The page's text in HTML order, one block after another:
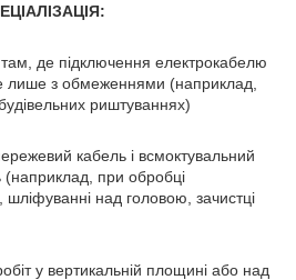
де підключення електрокабелю
лише з обмеженнями (наприклад,
риштуваннях)
кабель і всмоктувальний
при обробці
над головою, зачистці
у вертикальній площині або над